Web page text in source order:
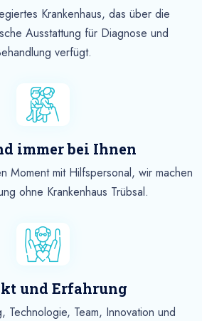
Krankenhaus, das über die
Ausstattung für Diagnose und
verfügt.
immer bei Ihnen
Moment mit Hilfspersonal, wir machen
ohne Krankenhaus Trübsal.
und Erfahrung
Technologie, Team, Innovation und